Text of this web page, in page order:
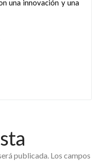
una innovación y una
publicada. Los campos